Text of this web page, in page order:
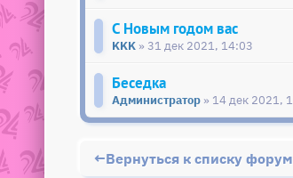
С Новым годом вас
KKK » 31 дек 2021, 14:03
Беседка
Администратор » 14 дек 2021,
Вернуться к списку